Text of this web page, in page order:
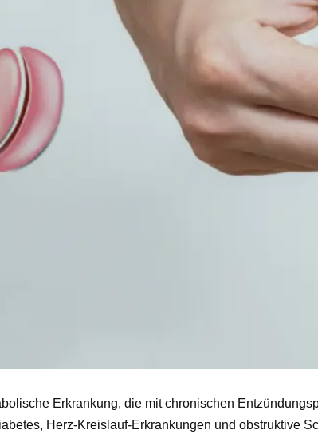
Erkrankung, die mit chronischen
Herz-Kreislauf-Erkrankungen und obstruktive